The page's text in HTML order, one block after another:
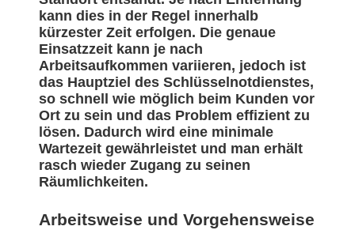
kann dies in der Regel innerhalb
kürzester Zeit erfolgen. Die genaue
Einsatzzeit kann je nach
Arbeitsaufkommen variieren, jedoch ist
das Hauptziel des Schlüsselnotdienstes,
so schnell wie möglich beim Kunden vor
Ort zu sein und das Problem effizient zu
lösen. Dadurch wird eine minimale
Wartezeit gewährleistet und man erhält
rasch wieder Zugang zu seinen
Räumlichkeiten.
Arbeitsweise und Vorgehensweise